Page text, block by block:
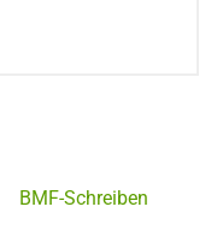
BMF-Schreiben